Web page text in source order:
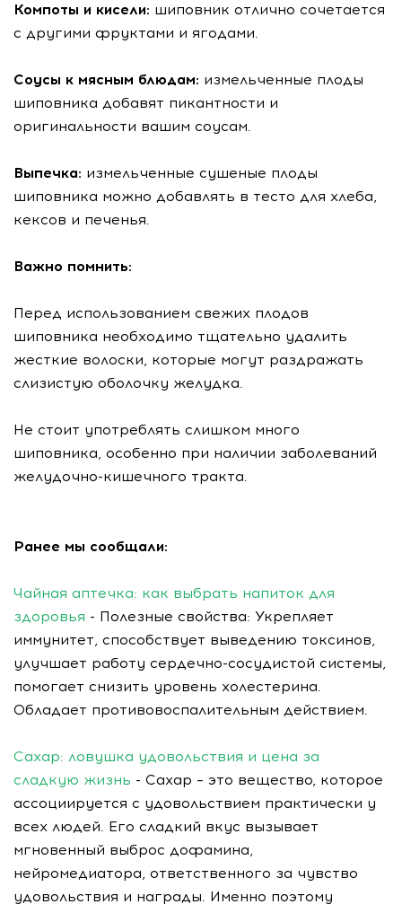
Компоты и кисели: шиповник отлично сочетается
с другими фруктами и ягодами.
Соусы к мясным блюдам: измельченные плоды
шиповника добавят пикантности и
оригинальности вашим соусам.
Выпечка: измельченные сушеные плоды
шиповника можно добавлять в тесто для хлеба,
кексов и печенья.
Важно помнить:
Перед использованием свежих плодов
шиповника необходимо тщательно удалить
жесткие волоски, которые могут раздражать
слизистую оболочку желудка.
Не стоит употреблять слишком много
шиповника, особенно при наличии заболеваний
желудочно-кишечного тракта.
Ранее мы сообщали:
Чайная аптечка: как выбрать напиток для
здоровья - Полезные свойства: Укрепляет
иммунитет, способствует выведению токсинов,
улучшает работу сердечно-сосудистой системы,
помогает снизить уровень холестерина.
Обладает противовоспалительным действием.
Сахар: ловушка удовольствия и цена за
сладкую жизнь - Сахар – это вещество, которое
ассоциируется с удовольствием практически у
всех людей. Его сладкий вкус вызывает
мгновенный выброс дофамина,
нейромедиатора, ответственного за чувство
удовольствия и награды. Именно поэтому